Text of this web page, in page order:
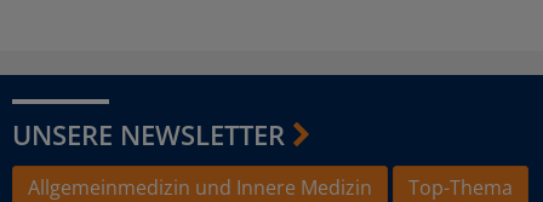
UNSERE NEWSLETTER
Allgemeinmedizin und Innere Medizin
Top-Thema